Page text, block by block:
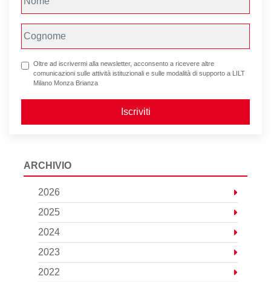
Oltre ad iscrivermi alla newsletter, acconsento a ricevere altre
comunicazioni sulle attività istituzionali e sulle modalità di supporto a LILT
Milano Monza Brianza
Iscriviti
ARCHIVIO
2026
2025
2024
2023
2022